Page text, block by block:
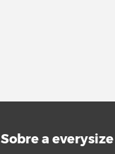
Sobre a everysize